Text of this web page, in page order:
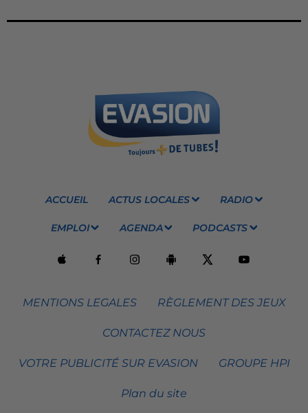
ACCUEIL ACTUS LOCALES RADIO
EMPLOI AGENDA PODCASTS
MENTIONS LEGALES RÈGLEMENT DES JEUX
CONTACTEZ NOUS
VOTRE PUBLICITÉ SUR EVASION GROUPE HPI
Plan du site